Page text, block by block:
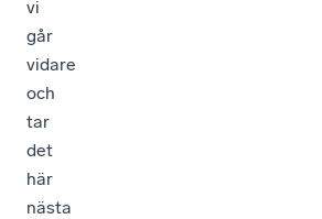
vi
går
vidare
och
tar
det
här
nästa